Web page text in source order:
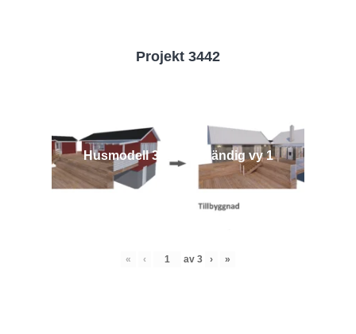
Projekt 3442
Husmodell 3442 - Utvändig vy 1
« ‹ av 3 › »